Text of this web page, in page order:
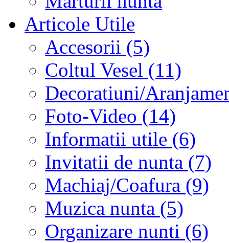
Articole Utile
Accesorii (5)
Coltul Vesel (11)
Decoratiuni/
Foto-Video (14)
Informatii utile (6)
Invitatii de nunta (7)
Machiaj/Coafura (9)
Muzica nunta (5)
Organizare nunti (6)